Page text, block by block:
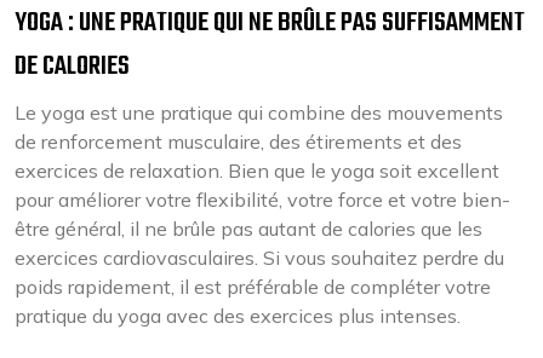
YOGA : UNE PRATIQUE QUI NE BRÛLE PAS SUFFISAMMENT
DE CALORIES
Le yoga est une pratique qui combine des mouvements
de renforcement musculaire, des étirements et des
exercices de relaxation. Bien que le yoga soit excellent
pour améliorer votre flexibilité, votre force et votre bien-
être général, il ne brûle pas autant de calories que les
exercices cardiovasculaires. Si vous souhaitez perdre du
poids rapidement, il est préférable de compléter votre
pratique du yoga avec des exercices plus intenses.